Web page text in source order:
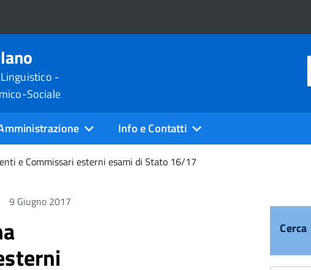
-
Sociale
Info e Contatti
e Commissari esterni esami di Stato 16/17
9 Giugno 2017
Cerca